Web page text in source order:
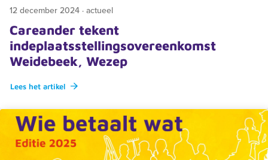
12 december 2024 · actueel
Careander tekent
indeplaatsstellingsovereenkomst
Weidebeek, Wezep
Lees het artikel